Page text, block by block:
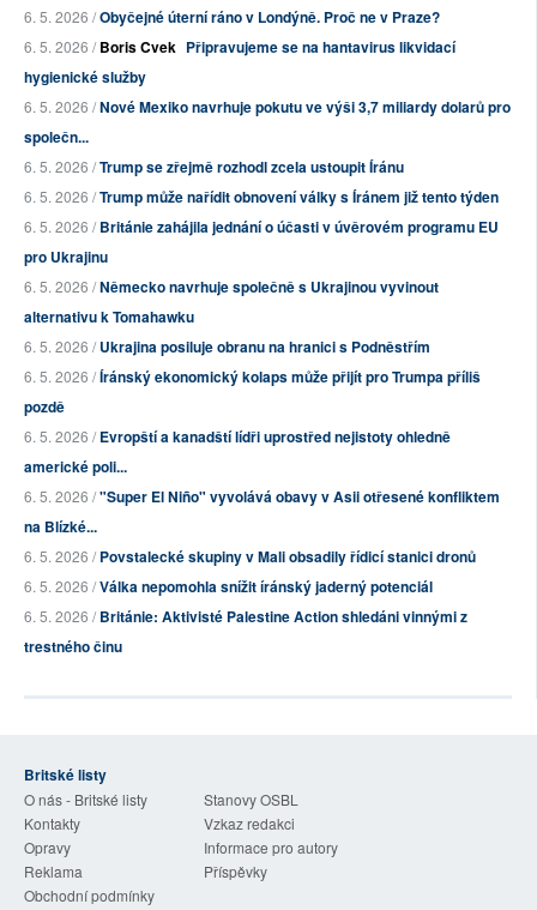
6. 5. 2026 /Obyčejné úterní ráno v Londýně. Proč ne v Praze?
6. 5. 2026 /Boris Cvek Připravujeme se na hantavirus likvidací
hygienické služby
6. 5. 2026 /Nové Mexiko navrhuje pokutu ve výši 3,7 miliardy dolarů pro
společn...
6. 5. 2026 /Trump se zřejmě rozhodl zcela ustoupit Íránu
6. 5. 2026 /Trump může nařídit obnovení války s Íránem již tento týden
6. 5. 2026 /Británie zahájila jednání o účasti v úvěrovém programu EU
pro Ukrajinu
6. 5. 2026 /Německo navrhuje společně s Ukrajinou vyvinout
alternativu k Tomahawku
6. 5. 2026 /Ukrajina posiluje obranu na hranici s Podněstřím
6. 5. 2026 /Íránský ekonomický kolaps může přijít pro Trumpa příliš
pozdě
6. 5. 2026 /Evropští a kanadští lídři uprostřed nejistoty ohledně
americké poli...
6. 5. 2026 /"Super El Niño" vyvolává obavy v Asii otřesené konfliktem
na Blízké...
6. 5. 2026 /Povstalecké skupiny v Mali obsadily řídicí stanici dronů
6. 5. 2026 /Válka nepomohla snížit íránský jaderný potenciál
6. 5. 2026 /Británie: Aktivisté Palestine Action shledáni vinnými z
trestného činu
Britské listy
O nás - Britské listy
Stanovy OSBL
Kontakty
Vzkaz redakci
Opravy
Informace pro autory
Reklama
Příspěvky
Obchodní podmínky